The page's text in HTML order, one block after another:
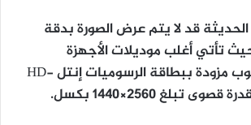
قد لا يتم عرض الصورة بدقة
كيه"، حيث تأتي أغلب موديلات الأجهزة
المكتبية واللاب توب مزودة ببطاقة الرسوميات إنتل HD-